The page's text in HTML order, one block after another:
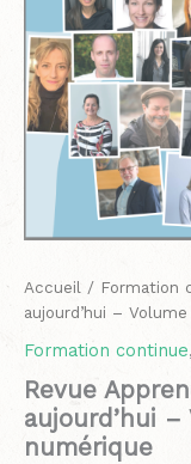
Accueil / Formation
aujourd’hui –
Formation continue,
Revue
aujourd’hui –
numérique